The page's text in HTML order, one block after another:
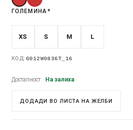
ГОЛЕМИНА *
XS S M L
КОД:G012W0836T_16
Достапност: На залиха
ДОДАДИ ВО ЛИСТА НА ЖЕЛБИ